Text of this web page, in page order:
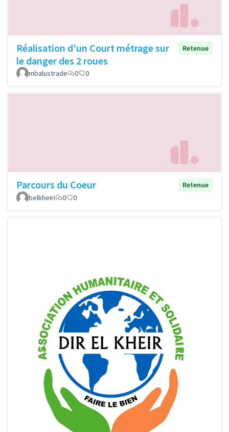
Réalisation d'un Court métrage sur
le danger des 2 roues
Retenue
mbalustrade 0 0
Parcours du Coeur
Retenue
belkheiri
0 0